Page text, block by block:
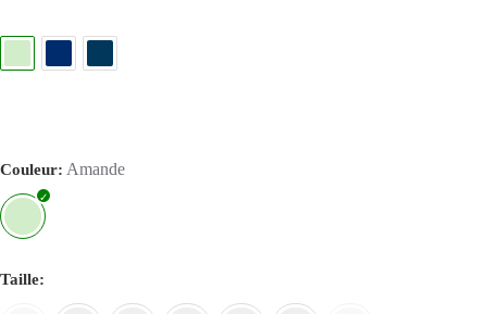
Couleur Amande
Taille